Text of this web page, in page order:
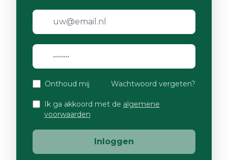
Onthoud mij Wachtwoord vergeten?
Ik ga akkoord met de algemene
voorwaarden
Inloggen